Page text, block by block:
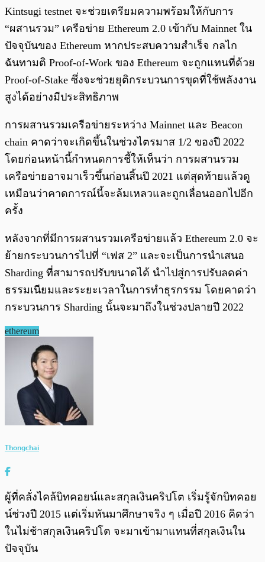
Kintsugi testnet จะช่วยเตรียมความพร้อมให้กับการ
“ผสานรวม” เครือข่าย Ethereum 2.0 เข้ากับ Mainnet ใน
ปัจจุบันของ Ethereum หากประสบความสำเร็จ กลไก
ฉันทามติ Proof-of-Work ของ Ethereum จะถูกแทนที่ด้วย
Proof-of-Stake ซึ่งจะช่วยยุติกระบวนการขุดที่ใช้พลังงาน
สูงได้อย่างมีประสิทธิภาพ
การผสานรวมเครือข่ายระหว่าง Mainnet และ Beacon
chain คาดว่าจะเกิดขึ้นในช่วงไตรมาส 1/2 ของปี 2022
โดยก่อนหน้านี้กำหนดการชี้ให้เห็นว่า การผสานรวม
เครือข่ายอาจมาเร็วขึ้นก่อนสิ้นปี 2021 แต่สุดท้ายแล้วดู
เหมือนว่าคาดการณ์นี้จะล้มเหลวและถูกเลื่อนออกไปอีก
ครั้ง
หลังจากที่มีการผสานรวมเครือข่ายแล้ว Ethereum 2.0 จะ
ย้ายกระบวนการไปที่ “เฟส 2” และจะเป็นการนำเสนอ
Sharding ที่สามารถปรับขนาดได้ นำไปสู่การปรับลดค่า
ธรรมเนียมและระยะเวลาในการทำธุรกรรม โดยคาดว่า
กระบวนการ Sharding นั้นจะมาถึงในช่วงปลายปี 2022
ethereum
Thongchai
ผู้ที่คลั่งไคล้บิทคอยน์และสกุลเงินคริปโต เริ่มรู้จักบิทคอย
น์ช่วงปี 2015 แต่เริ่มหันมาศึกษาจริง ๆ เมื่อปี 2016 คิดว่า
ในไม่ช้าสกุลเงินคริปโต จะมาเข้ามาแทนที่สกุลเงินใน
ปัจจุบัน